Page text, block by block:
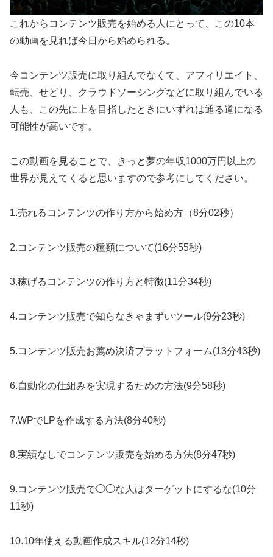
これからコンテンツ販売を始める人にとって、この10本
の動画を見れば今日から始められる。
今コンテンツ販売に取り組んでなくて、アフィリエイト、
転売、せどり、クラウドソーシングなどに取り組んでいる
人も、この先に上を目指したときにいずれは通る道になる
可能性が高いです。
この動画を見ることで、きっと夢の年収1000万円以上の
世界が見えてくると思いますので参考にしてください。
1.売れるコンテンツの作り方から始め方（8分02秒）
2.コンテンツ販売の種類について(16分55秒)
3.稼げるコンテンツの作り方と特徴(11分34秒)
4.コンテンツ販売で知らなきゃまずいツール(9分23秒)
5.コンテンツ販売お薦め決済プラットフォーム(13分43秒)
6.自動化の仕組みを実現するための方法(9分58秒)
7.WPでLPを作成する方法(8分40秒)
8.実績なしでコンテンツ販売を始める方法(8分47秒)
9.コンテンツ販売で◯◯な人はターゲットにするな(10分
11秒)
10.10年使える動画作成スキル(12分14秒)